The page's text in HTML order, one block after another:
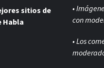
sitios de
Habla
•
con
• Los